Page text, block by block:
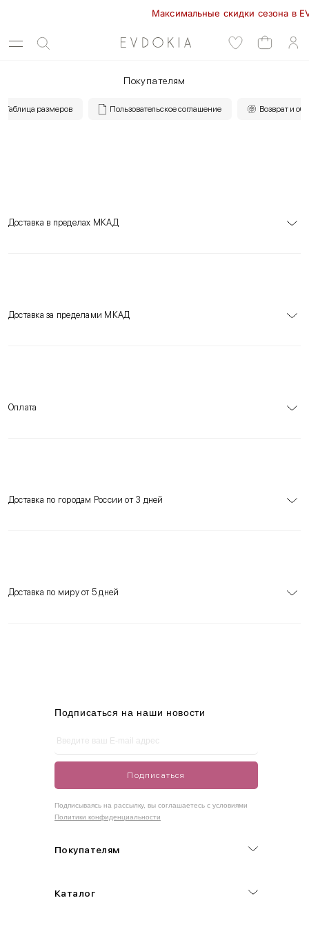
Максимальные скидки сезона в
Покупателям
Таблица размеров Пользовательское соглашение Возврат и
Доставка в пределах МКАД
Доставка за пределами МКАД
Оплата
Доставка по городам России от 3 дней
Доставка по миру от 5 дней
Покупателям
Каталог
Подписаться на наши новости
Подписаться
Подписываясь на рассылку, вы соглашаетесь с условиями
Политики конфиденциальности